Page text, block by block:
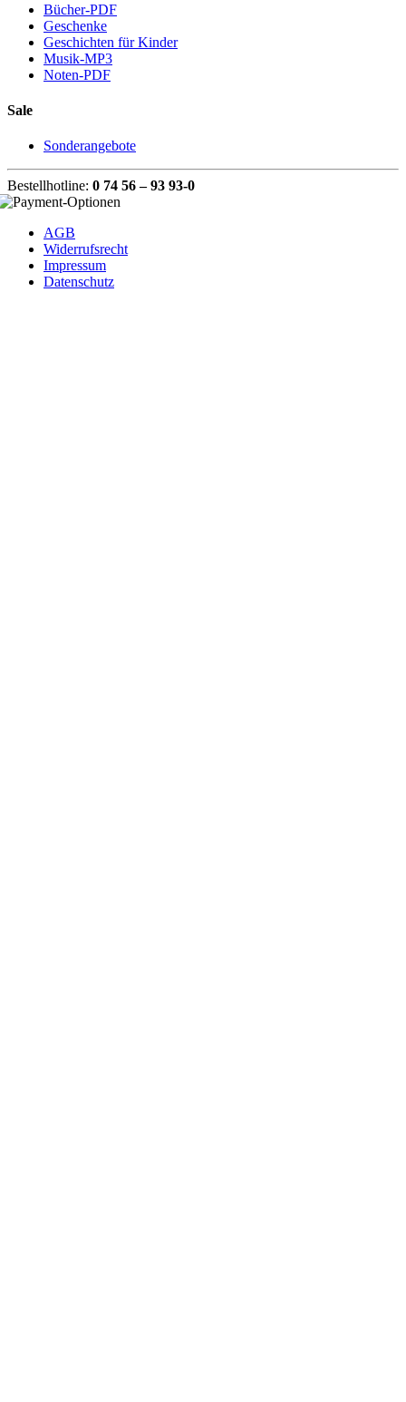
Bücher-PDF
Geschenke
Geschichten für Kinder
Musik-MP3
Noten-PDF
Sale
Sonderangebote
Bestellhotline: 0 74 56 – 93 93-0
AGB
Widerrufsrecht
Impressum
Datenschutz